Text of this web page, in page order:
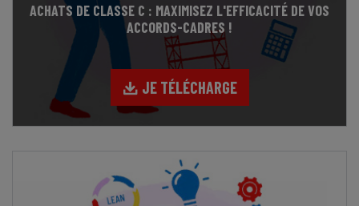
ACHATS DE CLASSE C : MAXIMISEZ L'EFFICACITÉ DE VOS
ACCORDS-CADRES !
JE TÉLÉCHARGE